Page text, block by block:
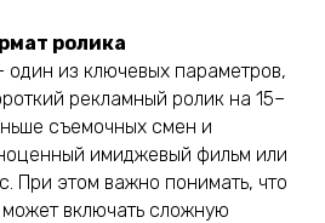
ролика
один из ключевых параметров,
рекламный ролик на 15–
съемочных смен и
имиджевый фильм или
При этом важно понимать, что
включать сложную